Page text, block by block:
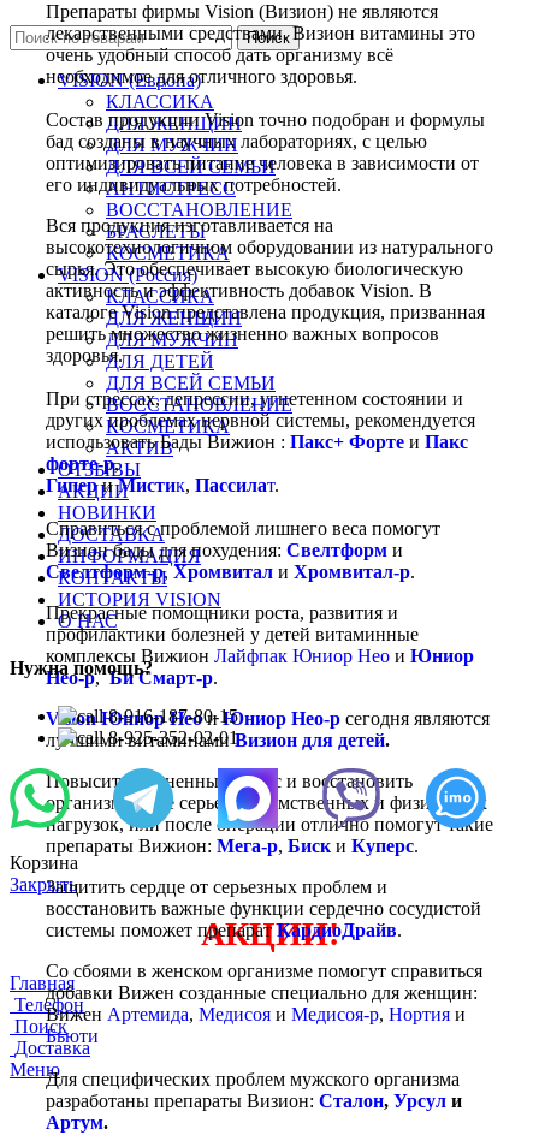
Препараты фирмы Vision (Визион) не являются
лекарственными средствами. Визион витамины это
очень удобный способ дать организму всё
необходимое для отличного здоровья.
Состав продукции Vision точно подобран и формулы
бад созданы в научных лабораториях, с целью
оптимизировать питание человека в зависимости от
его индивидуальных потребностей.
Вся продукция изготавливается на
высокотехнологичном оборудовании из натурального
сырья. Это обеспечивает высокую биологическую
активность и эффективность добавок Vision. В
каталоге Vision представлена продукция, призванная
решить множество жизненно важных вопросов
здоровья.
При стрессах, депрессии, угнетенном состоянии и
других проблемах нервной системы, рекомендуется
использовать Бады Вижион : Пакс+ Форте и Пакс
форте-р,
ГипериМистик, Пассилат.
Справиться с проблемой лишнего веса помогут
Визион бады для похудения: Свелтформ и
Свелтформ-р,Хромвитал и Хромвитал-р.
Прекрасные помощники роста, развития и
профилактики болезней у детей витаминные
комплексы Вижион Лайфпак Юниор Нео и Юниор
Нео-р, Би Смарт-р.
Vision Юниор НеоиЮниор Нео-р сегодня являются
лучшими витаминами Визион для детей.
Повысить жизненный тонус и восстановить
организм после серьезных умственных и физических
нагрузок, или после операции отлично помогут такие
препараты Вижион: Мега-р, Биск и Куперс.
Защитить сердце от серьезных проблем и
восстановить важные функции сердечно сосудистой
системы поможет препаратКардиоДрайв.
Со сбоями в женском организме помогут справиться
добавки Вижен созданные специально для женщин:
Вижен Артемида, Медисоя и Медисоя-р, Нортия и
Бьюти
Для специфических проблем мужского организма
разработаны препараты Визион: Сталон, Урсул и
Артум.
Поиск
VISION (Европа)
КЛАССИКА
ДЛЯ ЖЕНЩИН
ДЛЯ МУЖЧИН
ДЛЯ ВСЕЙ СЕМЬИ
АНТИСТРЕСС
ВОССТАНОВЛЕНИЕ
БРАСЛЕТЫ
КОСМЕТИКА
VISION (Россия)
КЛАССИКА
ДЛЯ ЖЕНЩИН
ДЛЯ МУЖЧИН
ДЛЯ ДЕТЕЙ
ДЛЯ ВСЕЙ СЕМЬИ
ВОССТАНОВЛЕНИЕ
КОСМЕТИКА
АКТИВ
ОТЗЫВЫ
АКЦИИ
НОВИНКИ
ДОСТАВКА
ИНФОРМАЦИЯ
КОНТАКТЫ
ИСТОРИЯ VISION
О НАС
Нужна помощь?
8-916-187-80-15
8-925-352-02-01
Корзина
Закрыть
АКЦИИ!
Главная
Телефон
Поиск
Доставка
Меню